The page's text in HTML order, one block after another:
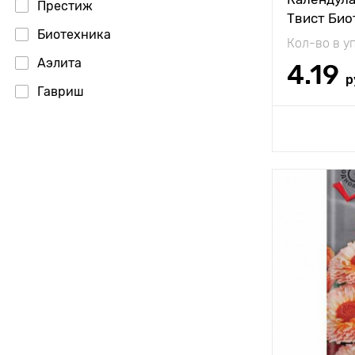
Престиж
Биотехника
Аэлита
Гавриш
Твист
Кол-во в
4.19
Высота
Растояние
растениями